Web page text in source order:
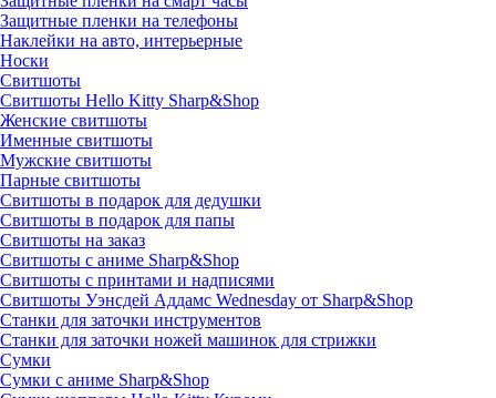
Защитные пленки на телефоны
Наклейки на авто, интерьерные
Носки
Свитшоты
Cвитшоты Hello Kitty Sharp&Shop
Женские свитшоты
Именные свитшоты
Мужские свитшоты
Парные свитшоты
Свитшоты в подарок для дедушки
Свитшоты в подарок для папы
Свитшоты на заказ
Свитшоты с аниме Sharp&Shop
Свитшоты с принтами и надписями
Свитшоты Уэнсдей Аддамс Wednesday от Sharp&Shop
Станки для заточки инструментов
Станки для заточки ножей машинок для стрижки
Сумки
Сумки с аниме Sharp&Shop